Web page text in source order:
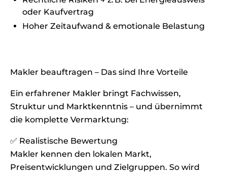
oder Kaufvertrag
Hoher Zeitaufwand & emotionale Belastung
Makler beauftragen – Das sind Ihre Vorteile
Ein erfahrener Makler bringt Fachwissen,
Struktur und Marktkenntnis – und übernimmt
die komplette Vermarktung:
✅ Realistische Bewertung
Makler kennen den lokalen Markt,
Preisentwicklungen und Zielgruppen. So wird